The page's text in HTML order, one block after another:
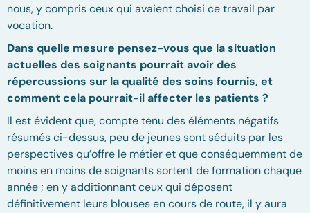
nous, y compris ceux qui avaient choisi ce travail par
vocation.
Dans quelle mesure pensez-vous que la situation
actuelles des soignants pourrait avoir des
répercussions sur la qualité des soins fournis, et
comment cela pourrait-il affecter les patients ?
Il est évident que, compte tenu des éléments négatifs
résumés ci-dessus, peu de jeunes sont séduits par les
perspectives qu’offre le métier et que conséquemment de
moins en moins de soignants sortent de formation chaque
année ; en y additionnant ceux qui déposent
définitivement leurs blouses en cours de route, il y aura